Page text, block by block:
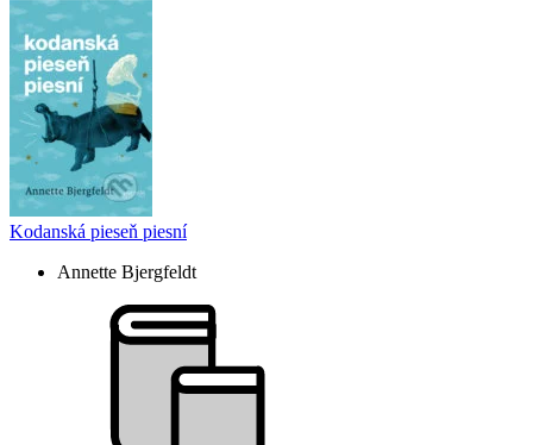
Kodanská pieseň piesní
Annette Bjergfeldt